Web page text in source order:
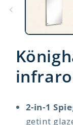
2-in-1
getint